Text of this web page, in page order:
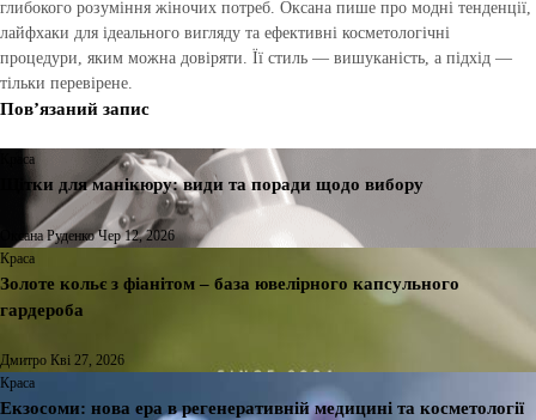
глибокого розуміння жіночих потреб. Оксана пише про модні тенденції,
лайфхаки для ідеального вигляду та ефективні косметологічні
процедури, яким можна довіряти. Її стиль — вишуканість, а підхід —
тільки перевірене.
Пов’язаний запис
Краса
Щітки для манікюру: види та поради щодо вибору
Оксана РуденкоЧер 12, 2026
Краса
Золоте кольє з фіанітом – база ювелірного капсульного
гардероба
Дмитро Кві 27, 2026
Краса
Екзосоми: нова ера в регенеративній медицині та косметології